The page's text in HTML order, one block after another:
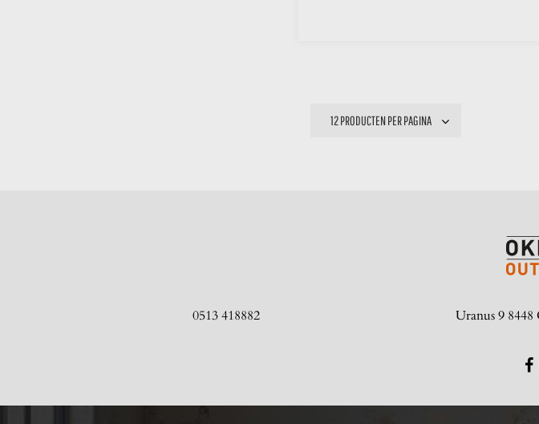
0513 418882 Uranus 9 8448